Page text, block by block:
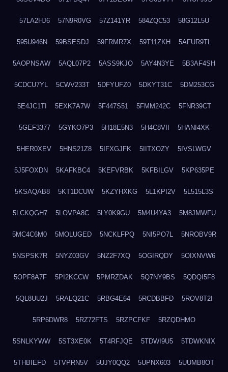
57LA2HJ6 57N9R0VG 57Z141YR 584ZQC53 58G12L5U
595U946N 59BSESDJ 59FRMR7X 59T11ZKH 5AFUR9TL
5AOPNSAW 5AQL07P2 5ASS9KJO 5AY4N3YE 5B3AF4SH
5CDCU7YL 5CWV233T 5DFYUFZ0 5DKYT31C 5DM253CG
5E4JC1TI 5EXK7A7W 5F447S51 5FMM242C 5FNR39CT
5GEF3377 5GYKO7P3 5H18E5N3 5H4C8VII 5HANI4XK
5HER0XEV 5HNS21Z8 5IFXGJFK 5IITXOZY 5IVSLWGV
5J5FOXDN 5KAFKBC4 5KEFVRBK 5KFBILGV 5KP635PE
5KSAQAB8 5KT1DCUW 5KZYHXKG 5L1KPI2V 5L515L3S
5LCKQGH7 5LOVPA8C 5LY0K9GU 5M4U4YA3 5M8JMWFU
5MC4C6M0 5MOLUGED 5NCKLFPQ 5NI5PO7L 5NROBV9R
5NSPSK7R 5NYZ03GV 5NZ2F7XQ 5OGIRQDY 5OIXNVW6
5OPF8A7F 5PI2KCCW 5PMRZDAK 5Q7NY9BS 5QDQI5F8
5QL8UU2J 5RALQ21C 5RBG4E64 5RCDBBFD 5ROV8T2I
5RP6DWR8 5RZ72FTS 5RZPCFKF 5RZQDHMO
5SNLKYWW 5ST3XE0K 5T4RFJQE 5TDWI9U5 5TDWKNIX
5THBIEFD 5TVPRN5V 5UJY0QQ2 5UPNX603 5UUMB8OT